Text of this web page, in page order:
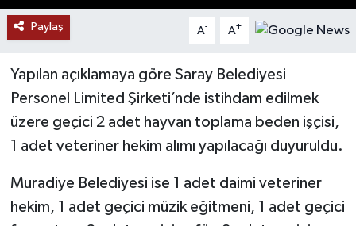
Paylaş A- A+
Yapılan açıklamaya göre Saray Belediyesi
Personel Limited Şirketi’nde istihdam edilmek
üzere geçici 2 adet hayvan toplama beden işçisi,
1 adet veteriner hekim alımı yapılacağı duyuruldu.
Muradiye Belediyesi ise 1 adet daimi veteriner
hekim, 1 adet geçici müzik eğitmeni, 1 adet geçici